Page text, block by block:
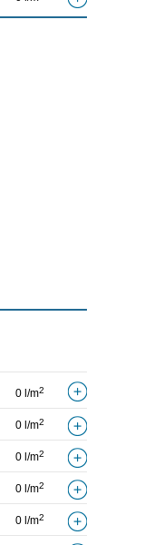
0 l/m2
0 l/m2
0 l/m2
0 l/m2
0 l/m2